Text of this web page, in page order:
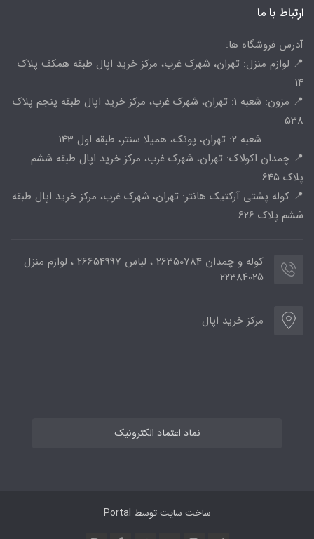
ارتباط با ما
آدرس فروشگاه ها:
📍 لوازم منزل: تهران، شهرک غرب، مرکز خرید اپال طبقه همکف پلاک
14
📍 مزون: شعبه 1: تهران، شهرک غرب، مرکز خرید اپال طبقه پنجم پلاک
538
شعبه 2: تهران، پونک، همیلا سنتر، طبقه اول 143
📍 چمدان اکولاک: تهران، شهرک غرب، مرکز خرید اپال طبقه ششم
پلاک 645
📍 کوله پشتی آرکتیک هانتر: تهران، شهرک غرب، مرکز خرید اپال طبقه
ششم پلاک 626
کوله و چمدان 26350784 ، لباس 26654997 ، لوازم منزل
22384025
مرکز خرید اپال
نماد اعتماد الکترونیک
ساخت سایت توسط Portal